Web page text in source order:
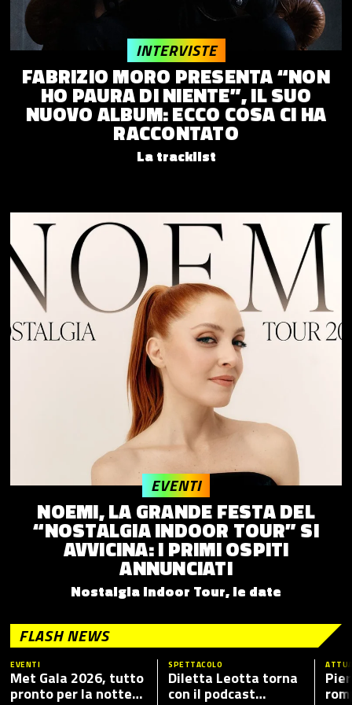
FABRIZIO MORO PRESENTA “NON
HO PAURA DI NIENTE”, IL SUO
NUOVO ALBUM: ECCO COSA CI HA
RACCONTATO
La tracklist
INTERVISTE
NOEMI, LA GRANDE FESTA DEL
“NOSTALGIA INDOOR TOUR” SI
AVVICINA: I PRIMI OSPITI
ANNUNCIATI
Nostalgia Indoor Tour, le date
EVENTI
FLASH NEWS
EVENTI
Met Gala 2026, tutto
pronto per la notte
SPETTACOLO
Diletta Leotta torna
con il podcast